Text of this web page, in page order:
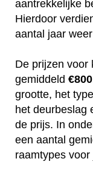
aantrekkelijke
Hierdoor
aantal jaar
De prijzen voor
gemiddeld
grootte, het
het deurbeslag
de prijs. In
een aantal
raamtypes